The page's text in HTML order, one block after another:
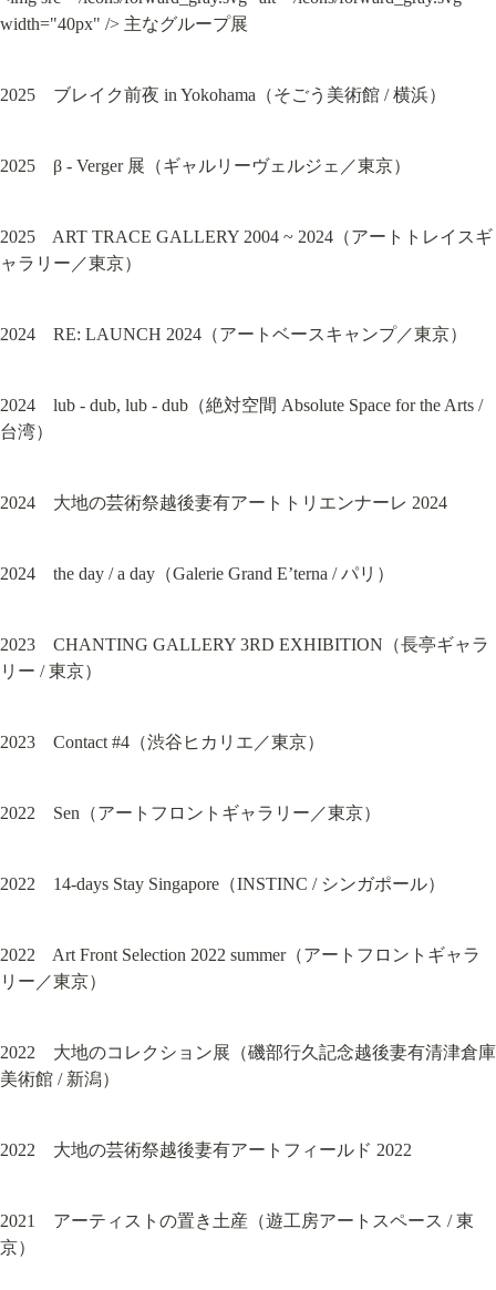
width="40px" /> 主なグループ展
2025　ブレイク前夜 in Yokohama（そごう美術館 / 横浜）
2025　β - Verger 展（ギャルリーヴェルジェ／東京）
2025　ART TRACE GALLERY 2004 ~ 2024（アートトレイスギ
ャラリー／東京）
2024　RE: LAUNCH 2024（アートベースキャンプ／東京）
2024　lub - dub, lub - dub（絶対空間 Absolute Space for the Arts /
台湾）
2024　大地の芸術祭越後妻有アートトリエンナーレ 2024
2024　the day / a day（Galerie Grand E’terna / パリ）
2023　CHANTING GALLERY 3RD EXHIBITION（長亭ギャラ
リー / 東京）
2023　Contact #4（渋谷ヒカリエ／東京）
2022　Sen（アートフロントギャラリー／東京）
2022　14-days Stay Singapore（INSTINC / シンガポール）
2022　Art Front Selection 2022 summer（アートフロントギャラ
リー／東京）
2022　大地のコレクション展（磯部行久記念越後妻有清津倉庫
美術館 / 新潟）
2022　大地の芸術祭越後妻有アートフィールド 2022
2021　アーティストの置き土産（遊工房アートスペース / 東
京）